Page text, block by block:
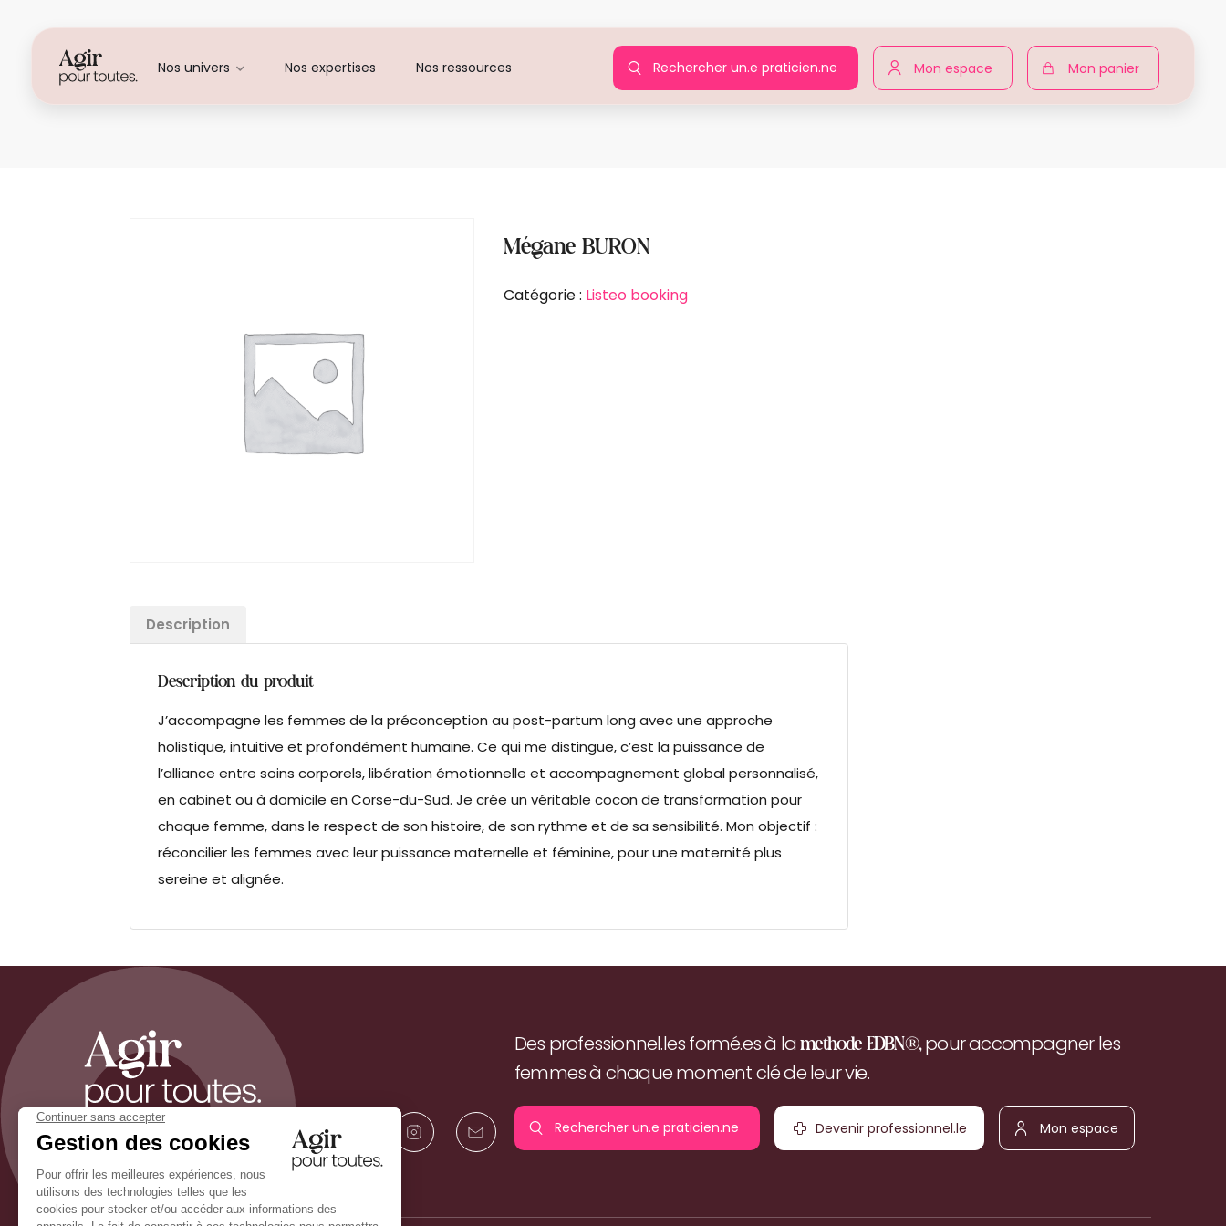
Nos univers Nos expertises Nos ressources Rechercher un.e praticien.ne Mon espace Mon panier
Mégane BURON Agir pour toutes Produits Mégane BURON
Mégane BURON
Catégorie : Listeo booking
Description
Description du produit
J’accompagne les femmes de la préconception au post-partum long avec une approche
holistique, intuitive et profondément humaine. Ce qui me distingue, c’est la puissance de
l’alliance entre soins corporels, libération émotionnelle et accompagnement global personnalisé,
en cabinet ou à domicile en Corse-du-Sud. Je crée un véritable cocon de transformation pour
chaque femme, dans le respect de son histoire, de son rythme et de sa sensibilité. Mon objectif :
réconcilier les femmes avec leur puissance maternelle et féminine, pour une maternité plus
sereine et alignée.
Des professionnel.les formé.es à lamethode EDBN®,pour accompagner les
femmes à chaque moment clé de leur vie.
Rechercher un.e
praticien.ne
Devenir
professionnel.le
Mon
espace